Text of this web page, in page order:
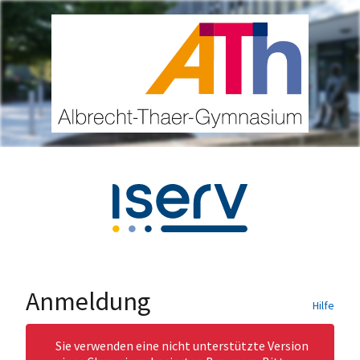
Anmeldung Hilfe
Sie verwenden eine nicht unterstützte Version